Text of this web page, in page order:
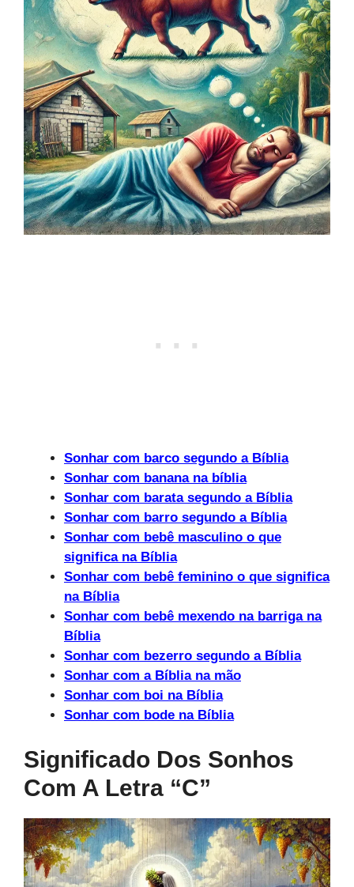
Sonhar com barco segundo a Bíblia
Sonhar com banana na bíblia
Sonhar com barata segundo a Bíblia
Sonhar com barro segundo a Bíblia
Sonhar com bebê masculino o que
significa na Bíblia
Sonhar com bebê feminino o que significa
na Bíblia
Sonhar com bebê mexendo na barriga na
Bíblia
Sonhar com bezerro segundo a Bíblia
Sonhar com a Bíblia na mão
Sonhar com boi na Bíblia
Sonhar com bode na Bíblia
Significado Dos Sonhos
Com A Letra “c”